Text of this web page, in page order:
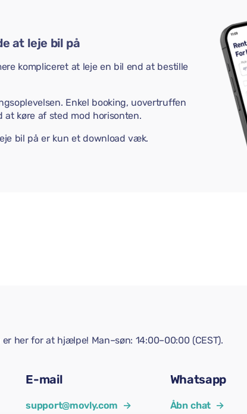
at leje bil på
kompliceret at leje en bil end at bestille
Enkel booking, uovertruffen
at køre af sted mod horisonten.
bil på er kun et download væk.
her for at hjælpe! Man–søn: 14:00–00:00 (CEST).
E-mail
support@movly.com →
Whatsapp
Åbn chat →